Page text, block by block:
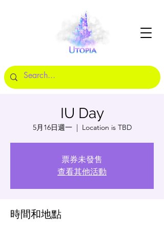
IU Day
5月16日週一
  |
Location is TBD
票券未發售
查看其他活動
時間和地點